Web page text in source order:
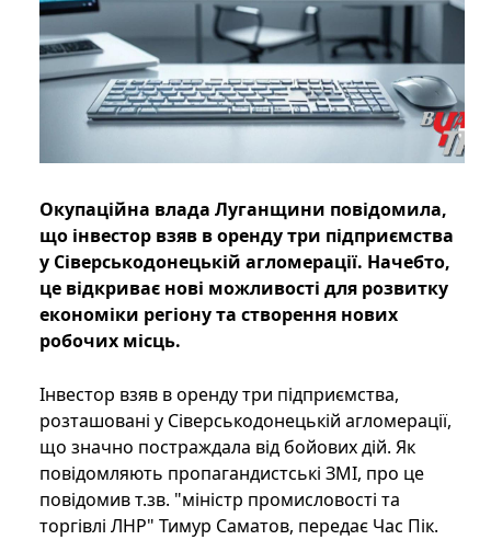
Окупаційна влада Луганщини повідомила,
що інвестор взяв в оренду три підприємства
у Сіверськодонецькій агломерації. Начебто,
це відкриває нові можливості для розвитку
економіки регіону та створення нових
робочих місць.
Інвестор взяв в оренду три підприємства,
розташовані у Сіверськодонецькій агломерації,
що значно постраждала від бойових дій. Як
повідомляють пропагандистські ЗМІ, про це
повідомив т.зв. "міністр промисловості та
торгівлі ЛНР" Тимур Саматов, передає Час Пік.